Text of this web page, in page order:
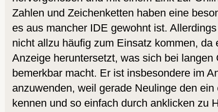
Zahlen und Zeichenketten haben eine
es aus mancher IDE gewohnt ist.
nicht allzu häufig zum Einsatz kommen, da
Anzeige heruntersetzt, was sich bei langen
bemerkbar macht. Er ist insbesondere im
anzuwenden, weil gerade Neulinge den
kennen und so einfach durch anklicken zu